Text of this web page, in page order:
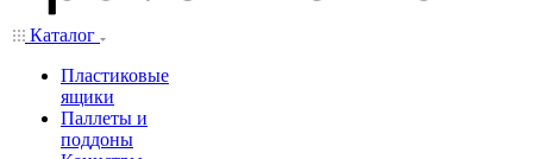
Каталог
Пластиковые
ящики
Паллеты и
поддоны